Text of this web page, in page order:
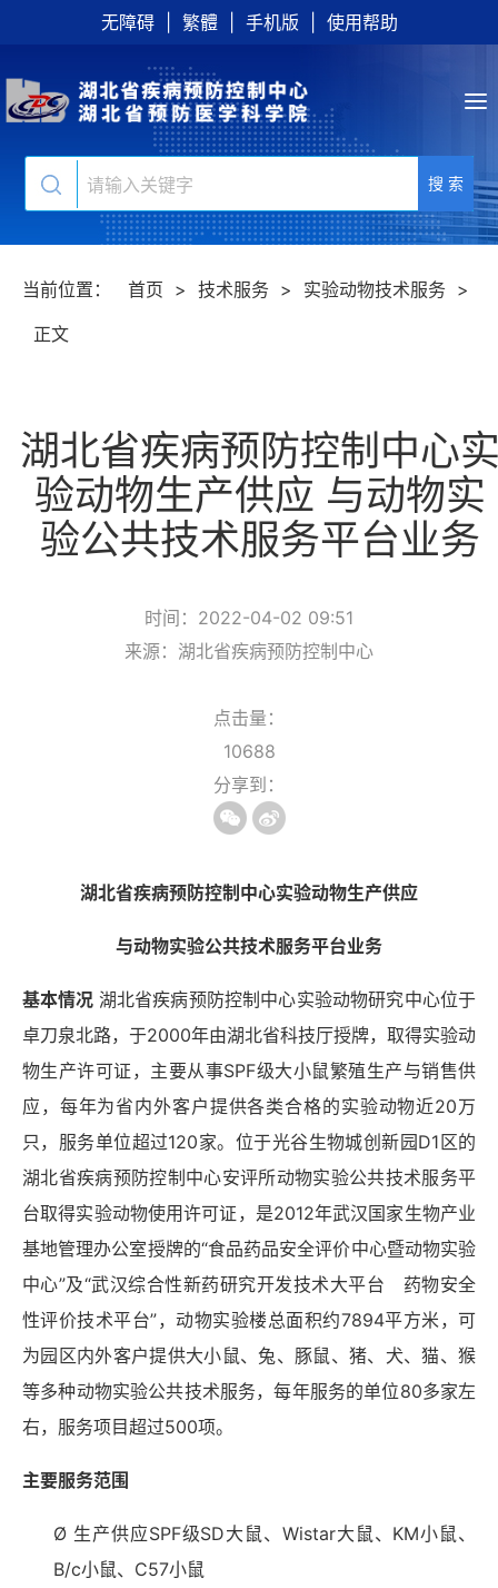
无障碍 繁體 手机版 使用帮助
搜 索
当前位置： 首页 > 技术服务 > 实验动物技术服务 >
正文
湖北省疾病预防控制中心
验动物生产供应 与动物实
验公共技术服务平台业务
时间：2022-04-02 09:51
来源：湖北省疾病预防控制中心
点击量：
10688
分享到：
湖北省疾病预防控制中心实验动物生产供应
与动物实验公共技术服务平台业务
基本情况 湖北省疾病预防控制中心实验动物研究中心位于
卓刀泉北路，于2000年由湖北省科技厅授牌，取得实验动
物生产许可证，主要从事SPF级大小鼠繁殖生产与销售供
应，每年为省内外客户提供各类合格的实验动物近20万
只，服务单位超过120家。位于光谷生物城创新园D1区的
湖北省疾病预防控制中心安评所动物实验公共技术服务平
台取得实验动物使用许可证，是2012年武汉国家生物产业
基地管理办公室授牌的“食品药品安全评价中心暨动物实验
中心”及“武汉综合性新药研究开发技术大平台 药物安全
性评价技术平台”，动物实验楼总面积约7894平方米，可
为园区内外客户提供大小鼠、兔、豚鼠、猪、犬、猫、猴
等多种动物实验公共技术服务，每年服务的单位80多家左
右，服务项目超过500项。
主要服务范围
Ø 生产供应SPF级SD大鼠、Wistar大鼠、KM小鼠、
B/c小鼠、C57小鼠